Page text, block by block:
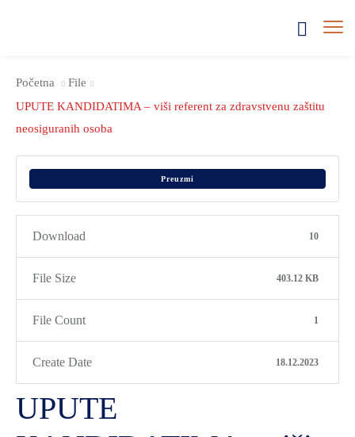
Početna
File
UPUTE KANDIDATIMA – viši referent za zdravstvenu zaštitu
neosiguranih osoba
Preuzmi
Download 10
File Size 403.12 KB
File Count 1
Create Date 18.12.2023
UPUTE